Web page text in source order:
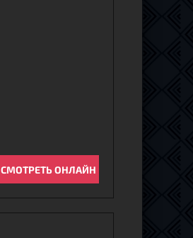
СМОТРЕТЬ ОНЛАЙН